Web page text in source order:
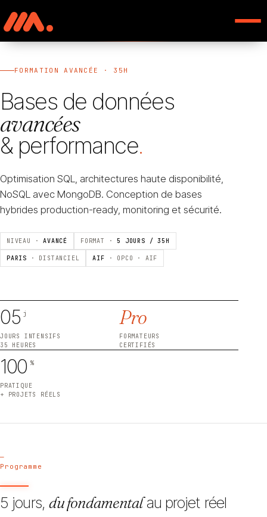
FORMATION AVANCÉE · 35H
Bases de données
avancées
& performance.
Optimisation SQL, architectures haute disponibilité,
NoSQL avec MongoDB. Conception de bases
hybrides production-ready, monitoring et sécurité.
NIVEAU ·AVANCÉ FORMAT ·5 JOURS / 35H
PARIS · DISTANCIEL AIF · OPCO · AIF
05 j
JOURS INTENSIFS
35 HEURES
Pro
FORMATEURS
CERTIFIÉS
100 %
PRATIQUE
+ PROJETS RÉELS
—
Programme
5 jours, du fondamentalau projet réel